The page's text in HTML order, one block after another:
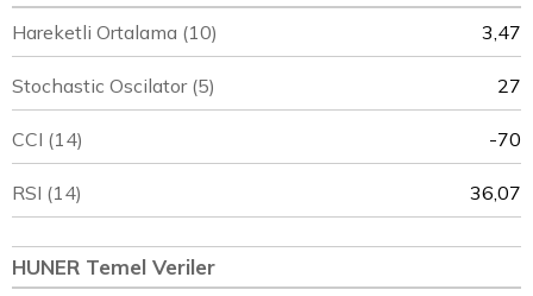
Hareketli Ortalama (10) 3,47
Stochastic Oscilator (5) 27
CCI (14) -70
RSI (14) 36,07
HUNER Temel Veriler